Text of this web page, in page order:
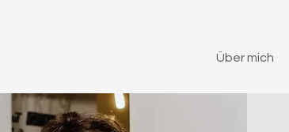
Über mich